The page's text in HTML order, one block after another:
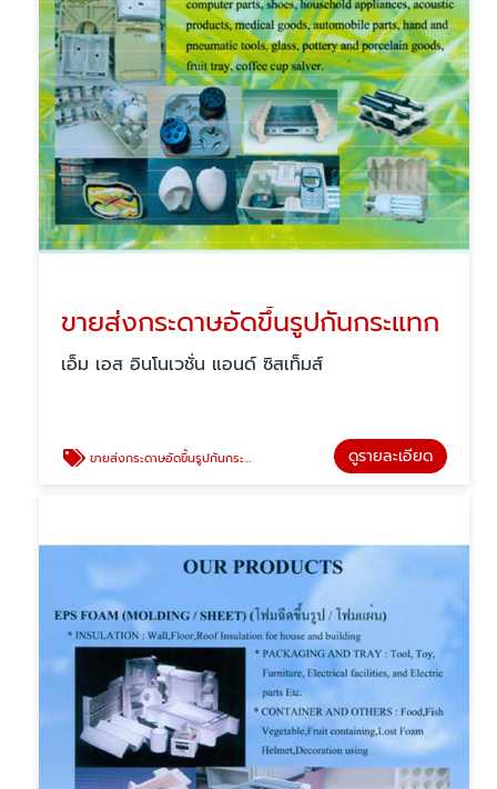
ขายส่งกระดาษอัดขึ้นรูปกันกระแทก
เอ็ม เอส อินโนเวชั่น แอนด์ ซิสเท็มส์
ขายส่งกระดาษอัดขึ้นรูปกันกระแทก ดูรายละเอียด